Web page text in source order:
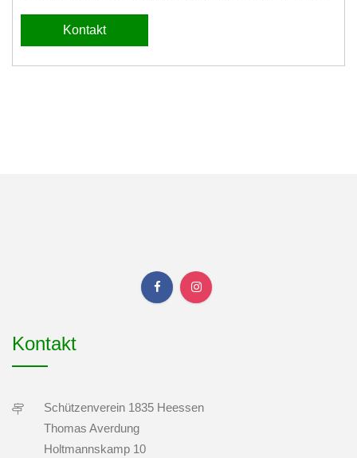
Kontakt
Kontakt
Schützenverein 1835 Heessen
Thomas Averdung
Holtmannskamp 10